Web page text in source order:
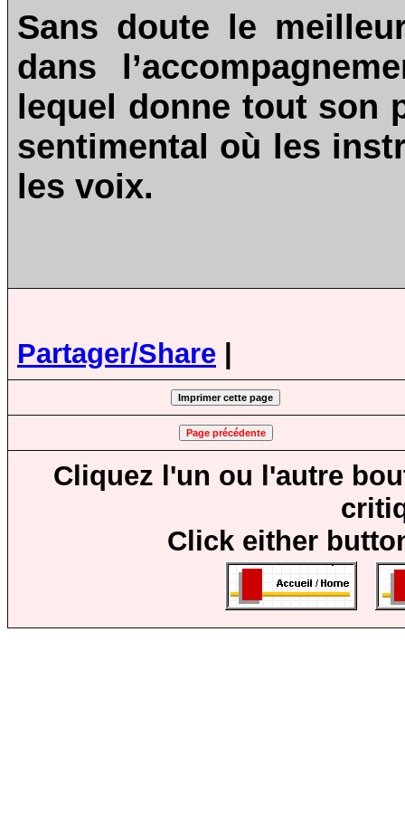
Sans doute le
dans
lequel donne tout son
sentimental où les
les voix.
Partager/Share
Cliquez l'un ou l'autre
Click either